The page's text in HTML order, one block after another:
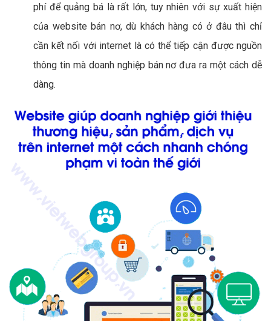
phí để quảng bá là rất lớn, tuy nhiên với sự xuất hiện
của website bán nơ, dù khách hàng có ở đâu thì chỉ
cần kết nối với internet là có thể tiếp cận được nguồn
thông tin mà doanh nghiệp bán nơ đưa ra một cách dễ
dàng.